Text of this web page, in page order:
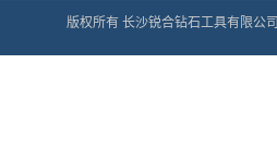
版权所有 长沙锐合钻石工具有限公司